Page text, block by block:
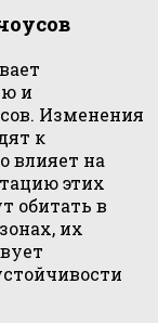
и
Изменения
к
влияет на
этих
обитать в
их